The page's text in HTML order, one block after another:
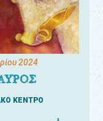
2024
ΚΕΝΤΡΟ